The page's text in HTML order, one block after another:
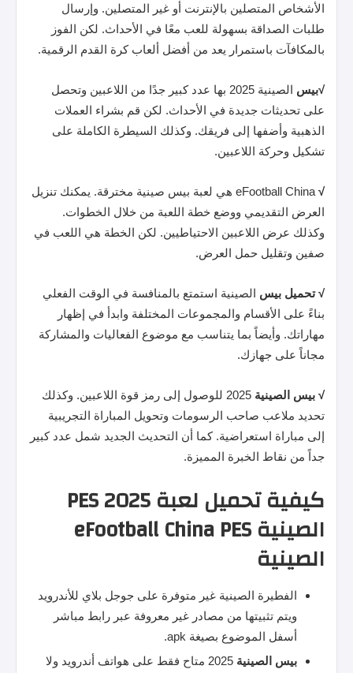
الأشخاص المتصلين بالإنترنت أو غير المتصلين. وإرسال
طلبات الصداقة بسهولة للعب معًا في الأحداث. لكن الفوز
بالمكافآت باستمرار يعد من أفضل ألعاب كرة القدم الرقمية.
√بيس
الصينية 2025 بها عدد كبير جدًا من اللاعبين وتحصل
على تحديثات جديدة في الأحداث. لكن قم بشراء العملات
الذهبية وأضفها إلى فريقك. وكذلك السيطرة الكاملة على
تشكيل وحركة اللاعبين.
√
eFootball China هي لعبة بيس صينية مخترقة. يمكنك تنزيل
العرض التقديمي ووضع خطة اللعبة من خلال الخطوات.
وكذلك عرض اللاعبين الاحتياطيين. لكن الخطة هي اللعب في
صفين وتقليل حمل العرض.
√ تحميل بيس الصينية استمتع بالمنافسة في الوقت الفعلي
بناءً على الأقسام والمجموعات المختلفة وابدأ في إظهار
مهاراتك. وأيضاً بما يتناسب مع موضوع الفعاليات والمشاركة
مجاناً على جهازك.
√ بيس الصينية
2025 للوصول إلى رمز قوة اللاعبين. وكذلك
تحديد ملاعب صاحب الرسومات وتحويل المباراة التجريبية
إلى مباراة استعراضية. كما أن التحديث الجديد شمل عدد كبير
جداً من نقاط الخبرة المميزة.
كيفية تحميل لعبة PES 2025
الصينية eFootball China PES
الصينية
الفطيرة الصينية غير متوفرة على جوجل بلاي للأندرويد
ويتم تثبيتها من مصادر غير معروفة عبر رابط مباشر
أسفل الموضوع بصيغة apk.
بيس الصينية
2025 متاح فقط على هواتف أندرويد ولا